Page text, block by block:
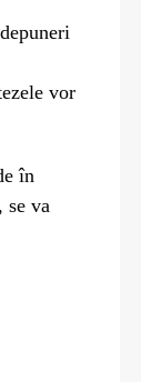
vor
în
se va